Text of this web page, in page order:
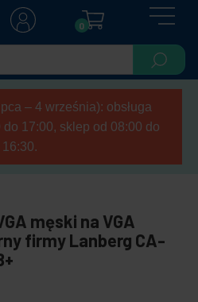
0
– 4 września): obsługa
17:00, sklep od 08:00 do
16:30.
męski na VGA
firmy Lanberg CA-